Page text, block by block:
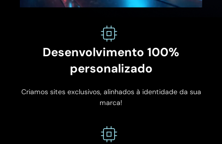
Desenvolvimento 100%
personalizado
Criamos sites exclusivos, alinhados à identidade da sua
marca!